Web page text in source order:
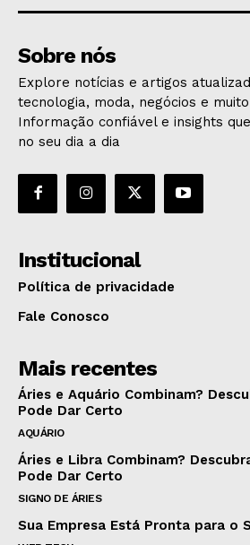
Sobre nós
Explore notícias e artigos
tecnologia, moda, negócios e
Informação confiável e insights
no seu dia a dia
Institucional
Política de privacidade
Fale Conosco
Mais recentes
Áries e Aquário Combinam?
Pode Dar Certo
AQUÁRIO
Áries e Libra Combinam?
Pode Dar Certo
SIGNO DE ÁRIES
Sua Empresa Está Pronta para o